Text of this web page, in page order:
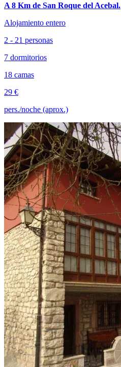
A 8 Km de San Roque del Acebal.
Alojamiento entero
2 - 21 personas
7 dormitorios
18 camas
29 €
pers./noche (aprox.)